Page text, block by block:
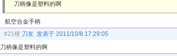
刀柄像是塑料的啊
航空合金手柄
#21楼 刀友 发表于 2011/10/8 17:29:05
刀柄像是塑料的啊